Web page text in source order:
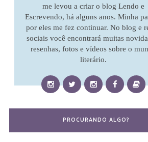
me levou a criar o blog Lendo e
Escrevendo, há alguns anos. Minha
por eles me fez continuar. No blog e
sociais você encontrará muitas
resenhas, fotos e vídeos sobre o
literário.